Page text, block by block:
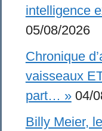
intelligence
05/08/2026
Chronique
vaisseaux
part… » 04/
Billy Meier,